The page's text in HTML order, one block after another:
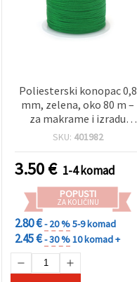
Poliesterski konopac 0,8
mm, zelena, oko 80 m –
za makrame i izradu
nakita
SKU: 401982
3.50€ 1-4 komad
POPUSTI
ZA KOLIČINU
2.80 €- 20 %5-9 komad
2.45 €- 30 %10 komad +